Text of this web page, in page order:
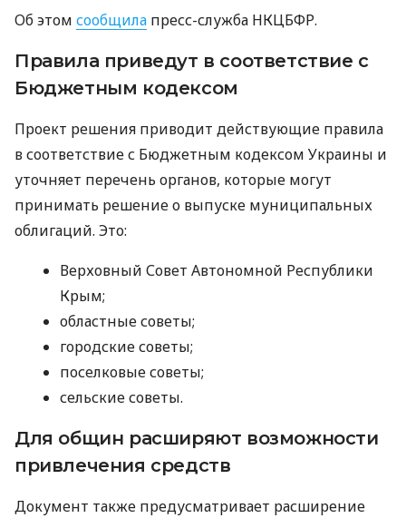
Об этом сообщила пресс-служба НКЦБФР.
Правила приведут в соответствие с
Бюджетным кодексом
Проект решения приводит действующие правила
в соответствие с Бюджетным кодексом Украины и
уточняет перечень органов, которые могут
принимать решение о выпуске муниципальных
облигаций. Это:
Верховный Совет Автономной Республики
Крым;
областные советы;
городские советы;
поселковые советы;
сельские советы.
Для общин расширяют возможности
привлечения средств
Документ также предусматривает расширение